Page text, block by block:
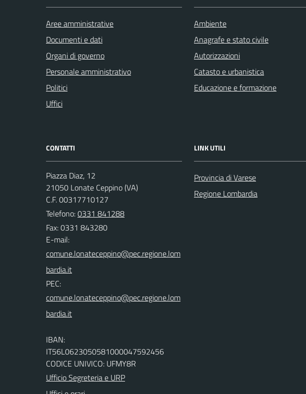
Aree amministrative
Documenti e dati
Organi di governo
Personale amministrativo
Politici
Uffici
Ambiente
Anagrafe e stato civile
Autorizzazioni
Catasto e urbanistica
Educazione e formazione
CONTATTI
Piazza Diaz, 12
21050 Lonate Ceppino (VA)
C.F. 00317710127
Telefono:0331 841288
Fax: 0331 843280
E-mail:
PEC:
IBAN:
IT56L0623050581000047592456
CODICE UNIVICO: UFMY8R
Ufficio Segreteria e URP
LINK UTILI
Provincia di Varese
Regione Lombardia